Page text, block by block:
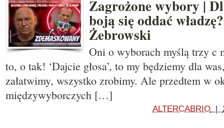
Zagrożone wybory |
boją się oddać
Żebrowski
Oni o wyborach myślą trzy c
to, o tak! ‘Dajcie głosa’, to my będziemy dla
załatwimy, wszystko zrobimy. Ale przedtem w
międzywyborczych […]
ALTERCABRIO |